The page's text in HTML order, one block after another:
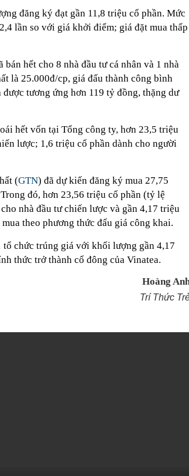
đăng ký đạt gần 11,8 triệu cổ phần. Mức
lần so với giá khởi điểm; giá đặt mua thấp
hết cho 8 nhà đầu tư cá nhân và 1 nhà
là 25.000đ/cp, giá đấu thành công bình
tương ứng hơn 119 tỷ đồng, thặng dư
hết vốn tại Tổng công ty, hơn 23,5 triệu
lược; 1,6 triệu cổ phần dành cho người
(GTN) đã dự kiến đăng ký mua 27,75
đó, hơn 23,56 triệu cổ phần (tỷ lệ
nhà đầu tư chiến lược và gần 4,17 triệu
theo phương thức đấu giá công khai.
tổ chức trúng giá với khối lượng gần 4,17
thức trở thành cổ đông của Vinatea.
Hoàng
Trí Thức